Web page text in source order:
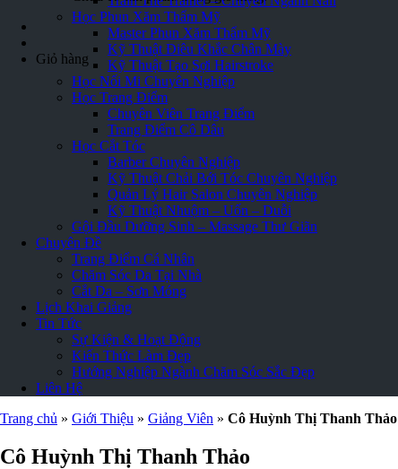
Giỏ hàng
Học Phun Xăm Thẩm Mỹ
Master Phun Xăm Thẩm Mỹ
Kỹ Thuật Điêu Khắc Chân Mày
Kỹ Thuật Tạo Sợi Hairstroke
Học Nối Mi Chuyên Nghiệp
Học Trang Điểm
Chuyên Viên Trang Điểm
Trang Điểm Cô Dâu
Học Cắt Tóc
Barber Chuyên Nghiệp
Kỹ Thuật Chải Bới Tóc Chuyên Nghiệp
Quản Lý Hair Salon Chuyên Nghiệp
Kỹ Thuật Nhuộm – Uốn – Duỗi
Gội Đầu Dưỡng Sinh – Massage Thư Giãn
Chuyên Đề
Trang Điểm Cá Nhân
Chăm Sóc Da Tại Nhà
Cắt Da – Sơn Móng
Lịch Khai Giảng
Tin Tức
Sự Kiện & Hoạt Động
Kiến Thức Làm Đẹp
Hướng Nghiệp Ngành Chăm Sóc Sắc Đẹp
Liên Hệ
Trang chủ » Giới Thiệu » Giảng Viên » Cô Huỳnh Thị Thanh Thảo
Cô Huỳnh Thị Thanh Thảo